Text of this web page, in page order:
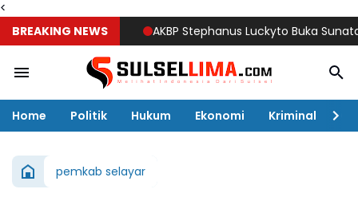
<
BREAKING NEWS
AKBP Stephanus Luckyto Buka Sunatan
Home Politik Hukum Ekonomi Kriminal
pemkab selayar